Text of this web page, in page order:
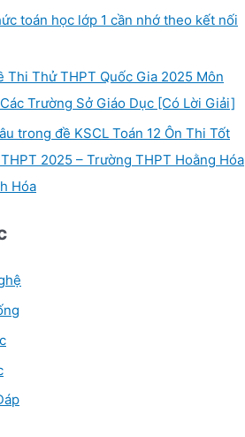
toán học lớp 1 cần nhớ theo kết nối
Thi Thử THPT Quốc Gia 2025 Môn
Trường Sở Giáo Dục [Có Lời Giải]
trong đề KSCL Toán 12 Ôn Thi Tốt
2025 – Trường THPT Hoằng Hóa
Hóa